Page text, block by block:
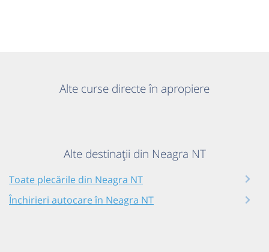
Alte curse directe în apropiere
Alte destinații din Neagra NT
Toate plecările din Neagra NT
Închirieri autocare în Neagra NT